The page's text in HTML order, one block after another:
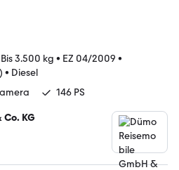
Bis 3.500 kg • EZ 04/2009 •
• Diesel
146 PS
KG